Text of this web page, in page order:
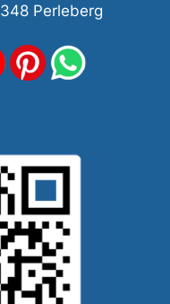
Perleberg